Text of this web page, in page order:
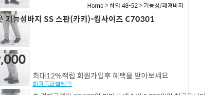
Home>하의 48-52> 기능성/레져바지
기능성바지 SS 스판(카키)-킹사이즈 C70301
최대12%적립 회원가입후 혜택을 받아보세요
회원등급별혜택